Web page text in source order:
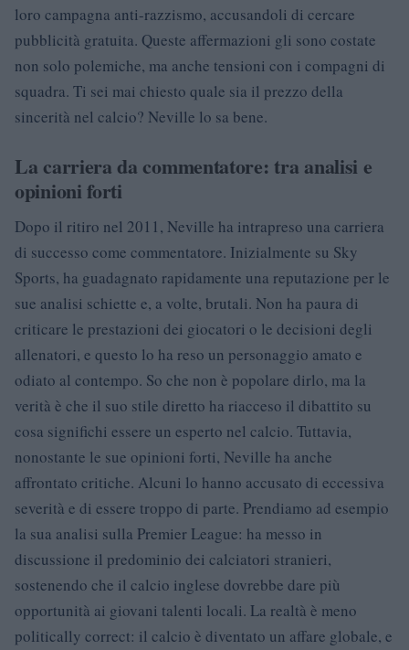
loro campagna anti-razzismo, accusandoli di cercare
pubblicità gratuita. Queste affermazioni gli sono costate
non solo polemiche, ma anche tensioni con i compagni di
squadra. Ti sei mai chiesto quale sia il prezzo della
sincerità nel calcio? Neville lo sa bene.
La carriera da commentatore: tra analisi e
opinioni forti
Dopo il ritiro nel 2011, Neville ha intrapreso una carriera
di successo come commentatore. Inizialmente su Sky
Sports, ha guadagnato rapidamente una reputazione per le
sue analisi schiette e, a volte, brutali. Non ha paura di
criticare le prestazioni dei giocatori o le decisioni degli
allenatori, e questo lo ha reso un personaggio amato e
odiato al contempo. So che non è popolare dirlo, ma la
verità è che il suo stile diretto ha riacceso il dibattito su
cosa significhi essere un esperto nel calcio. Tuttavia,
nonostante le sue opinioni forti, Neville ha anche
affrontato critiche. Alcuni lo hanno accusato di eccessiva
severità e di essere troppo di parte. Prendiamo ad esempio
la sua analisi sulla Premier League: ha messo in
discussione il predominio dei calciatori stranieri,
sostenendo che il calcio inglese dovrebbe dare più
opportunità ai giovani talenti locali. La realtà è meno
politically correct: il calcio è diventato un affare globale, e